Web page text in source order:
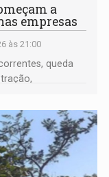
a
empresas
às 21:00
queda